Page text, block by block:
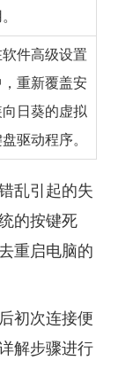
软件高级设置
，重新覆盖安
向日葵的虚拟
驱动程序。
乱引起的失
的按键死
重启电脑的
初次连接便
解步骤进行